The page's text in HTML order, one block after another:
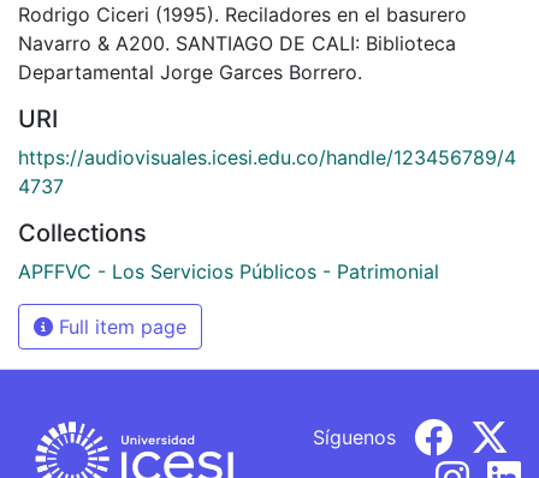
Rodrigo Ciceri (1995). Reciladores en el basurero
Navarro & A200. SANTIAGO DE CALI: Biblioteca
Departamental Jorge Garces Borrero.
URI
https://audiovisuales.icesi.edu.co/handle/123456789/4
4737
Collections
APFFVC - Los Servicios Públicos - Patrimonial
Full item page
Síguenos